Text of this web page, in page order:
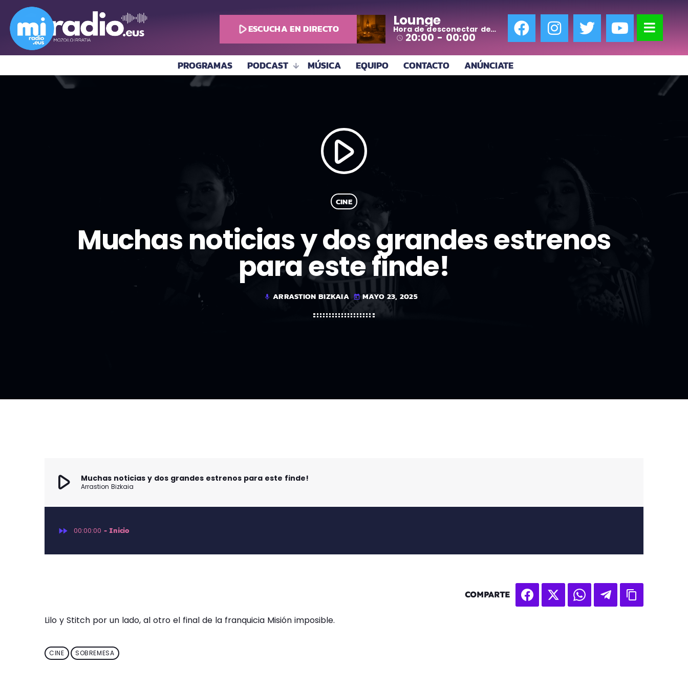
play_arrowESCUCHA EN DIRECTO Lounge
Hora de desconectar de
todo
access_time 20:00 - 00:00
PROGRAMAS PODCAST MÚSICA EQUIPO CONTACTO ANÚNCIATE
play_arrow
CINE
Muchas noticias y dos grandes estrenos
para este finde!
mic ARRASTION BIZKAIA today MAYO 23, 2025
play_arrow Muchas noticias y dos grandes estrenos para este finde!
Arrastion Bizkaia
fast_forward 00:00:00 - Inicio
COMPARTE
Lilo y Stitch por un lado, al otro el final de la franquicia Misión imposible.
CINE SOBREMESA